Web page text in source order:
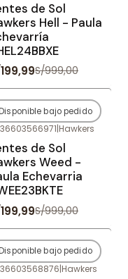
de Sol
Hell - Paula
S/999,00
-80%OFF
Agotado
bajo pedido
|Hawkers
de Sol
Weed -
Echevarria
S/999,00
-80%OFF
Agotado
bajo pedido
|Hawkers